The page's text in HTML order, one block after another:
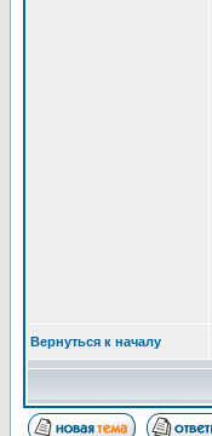
Вернуться к началу